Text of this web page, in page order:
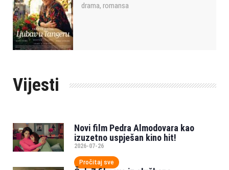
drama, romansa
Vijesti
Novi film Pedra Almodovara kao
izuzetno uspješan kino hit!
2026-07-26
Pročitaj sve